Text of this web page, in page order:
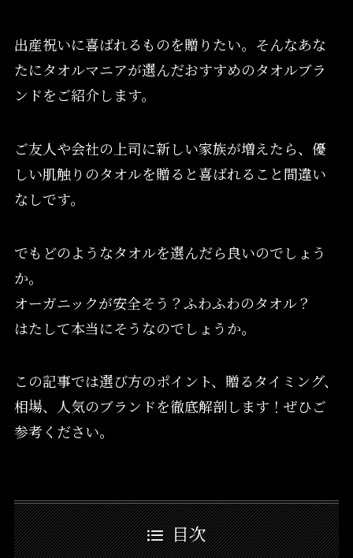
出産祝いに喜ばれるものを贈りたい。そんなあな
たにタオルマニアが選んだおすすめのタオルブラ
ンドをご紹介します。
ご友人や会社の上司に新しい家族が増えたら、優
しい肌触りのタオルを贈ると喜ばれること間違い
なしです。
でもどのようなタオルを選んだら良いのでしょう
か。
オーガニックが安全そう？ふわふわのタオル？
はたして本当にそうなのでしょうか。
この記事では選び方のポイント、贈るタイミング、
相場、人気のブランドを徹底解剖します！ぜひご
参考ください。
目次